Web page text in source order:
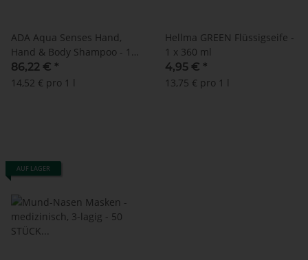
ADA Aqua Senses Hand,
Hand & Body Shampoo - 18
x 330 ml (Press + wash)
86,22 € *
14,52 € pro 1 l
Hellma GREEN Flüssigseife -
1 x 360 ml
4,95 € *
13,75 € pro 1 l
AUF LAGER